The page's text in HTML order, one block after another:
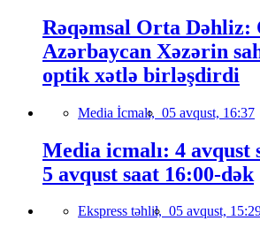
Rəqəmsal Orta Dəhliz:
Azərbaycan Xəzərin
optik xətlə birləşdirdi
Media İcmalı, 05 avqust, 16:37
Media icmalı: 4 avqust
5 avqust saat 16:00-dək
Ekspress təhlil, 05 avqust,